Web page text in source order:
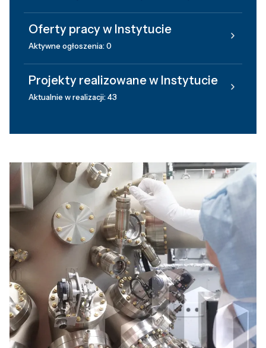
Oferty pracy w Instytucie
Aktywne ogłoszenia: 0
Projekty realizowane w Instytucie
Aktualnie w realizacji: 43